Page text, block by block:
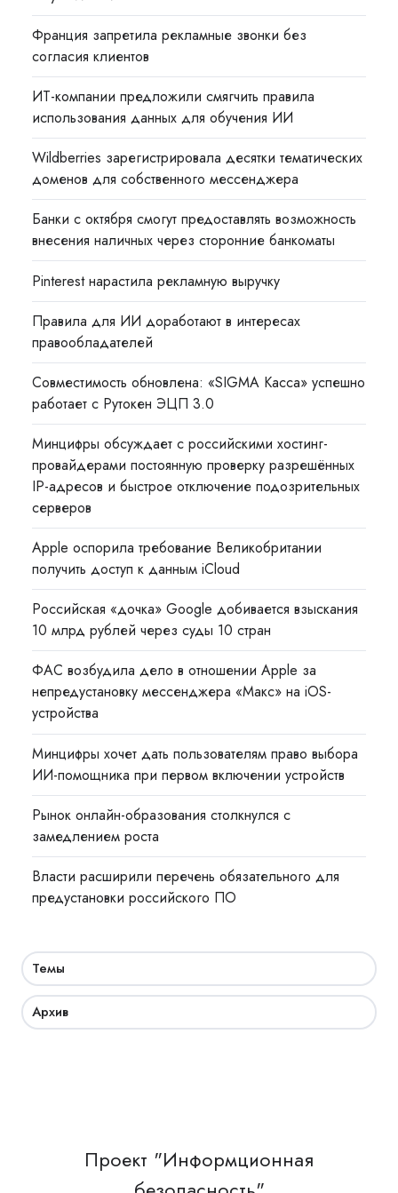
Франция запретила рекламные звонки без
согласия клиентов
ИТ-компании предложили смягчить правила
использования данных для обучения ИИ
Wildberries зарегистрировала десятки тематических
доменов для собственного мессенджера
Банки с октября смогут предоставлять возможность
внесения наличных через сторонние банкоматы
Pinterest нарастила рекламную выручку
Правила для ИИ доработают в интересах
правообладателей
Совместимость обновлена: «SIGMA Касса» успешно
работает с Рутокен ЭЦП 3.0
Минцифры обсуждает с российскими хостинг-
провайдерами постоянную проверку разрешённых
IP-адресов и быстрое отключение подозрительных
серверов
Apple оспорила требование Великобритании
получить доступ к данным iCloud
Российская «дочка» Google добивается взыскания
10 млрд рублей через суды 10 стран
ФАС возбудила дело в отношении Apple за
непредустановку мессенджера «Макс» на iOS-
устройства
Минцифры хочет дать пользователям право выбора
ИИ-помощника при первом включении устройств
Рынок онлайн-образования столкнулся с
замедлением роста
Власти расширили перечень обязательного для
предустановки российского ПО
Темы
Архив
Проект "Информционная